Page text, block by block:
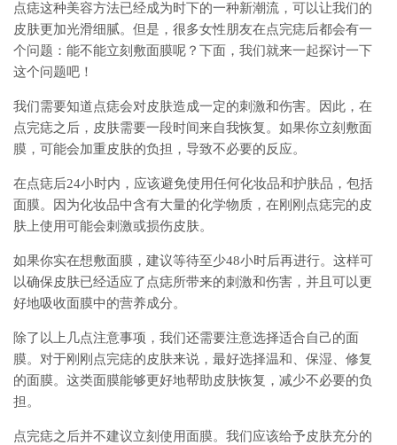
点痣这种美容方法已经成为时下的一种新潮流，可以让我们的
皮肤更加光滑细腻。但是，很多女性朋友在点完痣后都会有一
个问题：能不能立刻敷面膜呢？下面，我们就来一起探讨一下
这个问题吧！
我们需要知道点痣会对皮肤造成一定的刺激和伤害。因此，在
点完痣之后，皮肤需要一段时间来自我恢复。如果你立刻敷面
膜，可能会加重皮肤的负担，导致不必要的反应。
在点痣后24小时内，应该避免使用任何化妆品和护肤品，包括
面膜。因为化妆品中含有大量的化学物质，在刚刚点痣完的皮
肤上使用可能会刺激或损伤皮肤。
如果你实在想敷面膜，建议等待至少48小时后再进行。这样可
以确保皮肤已经适应了点痣所带来的刺激和伤害，并且可以更
好地吸收面膜中的营养成分。
除了以上几点注意事项，我们还需要注意选择适合自己的面
膜。对于刚刚点完痣的皮肤来说，最好选择温和、保湿、修复
的面膜。这类面膜能够更好地帮助皮肤恢复，减少不必要的负
担。
点完痣之后并不建议立刻使用面膜。我们应该给予皮肤充分的